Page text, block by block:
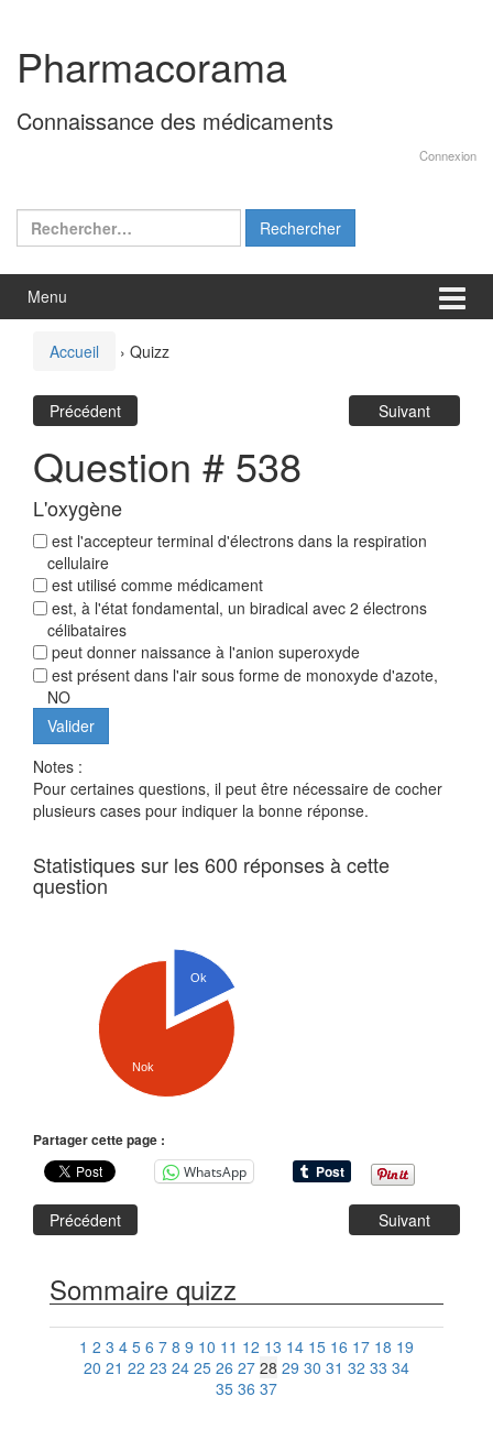
contenu
menu
principal
Pharmacorama
Connaissance des médicaments
Connexion
Rechercher :
Menu
Accueil › Quizz
Précédent Suivant
Question # 538
L'oxygène
est l'accepteur terminal d'électrons dans la respiration
cellulaire
est utilisé comme médicament
est, à l'état fondamental, un biradical avec 2 électrons
célibataires
peut donner naissance à l'anion superoxyde
est présent dans l'air sous forme de monoxyde d'azote,
NO
Notes :
Pour certaines questions, il peut être nécessaire de cocher
plusieurs cases pour indiquer la bonne réponse.
Statistiques sur les 600 réponses à cette
question
Ok
Nok
Partager cette page :
WhatsApp
Précédent Suivant
Sommaire quizz
1 2 3 4 5 6 7 8 9 10 11 12 13 14 15 16 17 18 19
20 21 22 23 24 25 26 27 28 29 30 31 32 33 34
35 36 37